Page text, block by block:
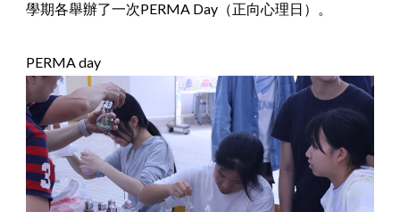
學期各舉辦了一次PERMA Day（正向心理日）。
PERMA day